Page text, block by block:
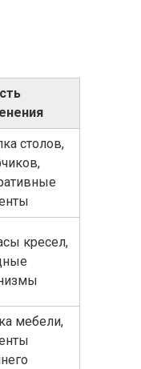
столов,
кресел,
мебели,